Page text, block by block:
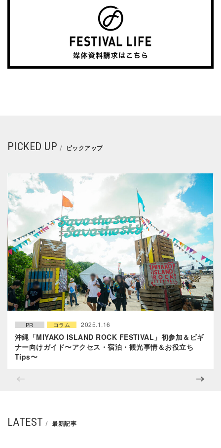
PICKED UP ピックアップ
PR コラム 2025.1.16
沖縄「MIYAKO ISLAND ROCK FESTIVAL」初参加＆ビギ
ナー向けガイド〜アクセス・宿泊・観光事情＆お役立ち
Tips〜
LATEST 最新記事